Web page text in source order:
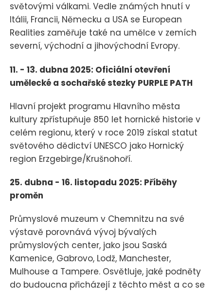
světovými válkami. Vedle známých hnutí v
Itálii, Francii, Německu a USA se European
Realities zaměřuje také na umělce v zemích
severní, východní a jihovýchodní Evropy.
11. - 13. dubna 2025: Oficiální otevření
umělecké a sochařské stezky PURPLE PATH
Hlavní projekt programu Hlavního města
kultury zpřístupňuje 850 let hornické historie v
celém regionu, který v roce 2019 získal statut
světového dědictví UNESCO jako Hornický
region Erzgebirge/Krušnohoří.
25. dubna - 16. listopadu 2025: Příběhy
proměn
Průmyslové muzeum v Chemnitzu na své
výstavě porovnává vývoj bývalých
průmyslových center, jako jsou Saská
Kamenice, Gabrovo, Lodž, Manchester,
Mulhouse a Tampere. Osvětluje, jaké podněty
do budoucna přicházejí z těchto měst a co se